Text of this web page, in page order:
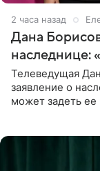
2 часа назад
Дана
наследнице:
Телеведущая
заявление о
может задеть